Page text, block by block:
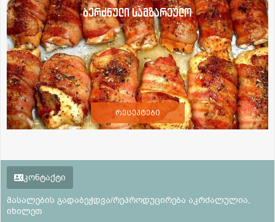
ბერძნული სამზარეულო
რეცეპტები
კონტაქტი
მასალების გადაბეჭდვა/რეპროდუცირება აკრძალულია,
იხილეთ